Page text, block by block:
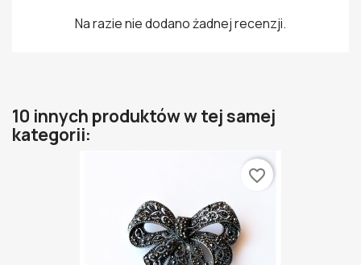
Na razie nie dodano żadnej recenzji.
10 innych produktów w tej samej
kategorii:
favorite_border